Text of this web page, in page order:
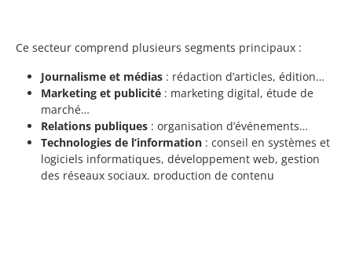
Ce secteur comprend plusieurs segments principaux :
Journalisme et médias : rédaction d’articles, édition…
Marketing et publicité : marketing digital, étude de
marché…
Relations publiques : organisation d’événements…
Technologies de l’information : conseil en systèmes et
logiciels informatiques, développement web, gestion
des réseaux sociaux, production de contenu